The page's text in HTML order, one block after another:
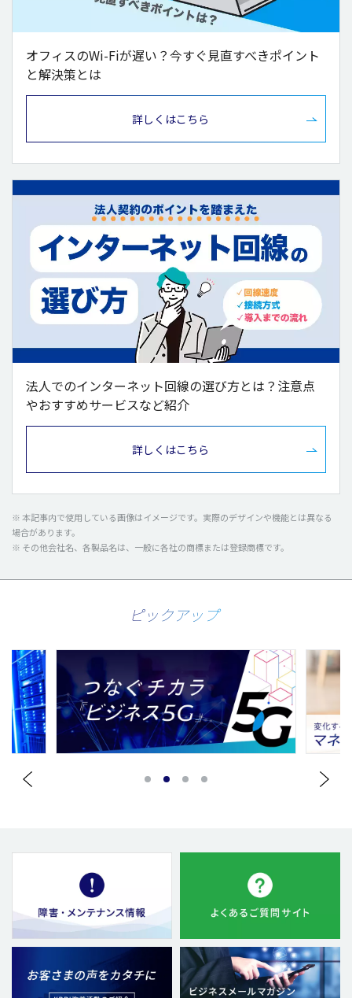
オフィスのWi-Fiが遅い？今すぐ見直すべきポイント
と解決策とは
詳しくはこちら
法人でのインターネット回線の選び方とは？注意点
やおすすめサービスなど紹介
詳しくはこちら
※本記事内で使用 している画像はイメージです。 実際のデザインや機能とは異なる
場合があります。
※ その他会社名、 各製品名は、 一般に各社の商標または登録商標です。
ピックアップ